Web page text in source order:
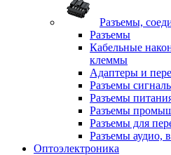
Разъемы,
Разъемы
Кабельные
клеммы
Адаптеры и
Разъемы
Разъемы
Разъемы
Разъемы для
Разъемы аудио,
Оптоэлектроника